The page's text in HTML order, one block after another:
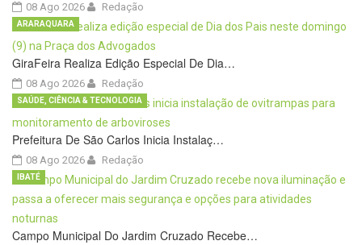
08 Ago 2026 Redação
GiraFeira Realiza Edição Especial De Dia…
08 Ago 2026
ARARAQUARA
Redação
Prefeitura De São Carlos Inicia Instalaç…
08 Ago 2026
SAÚDE, CIÊNCIA & TECNOLOGIA
Redação
Campo Municipal Do Jardim Cruzado Recebe…
IBATÉ